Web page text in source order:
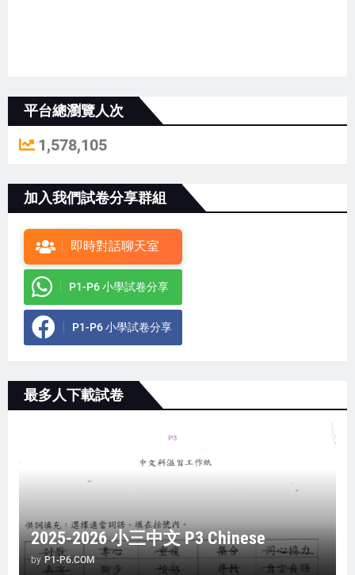
平台總瀏覽人次
1,578,105
加入我們試卷分享群組
即時對話聊天室
P1-P6 小學試卷分享
P1-P6 小學試卷分享
最多人下載試卷
2025-2026 小三中文 P3 Chinese
by P1-P6.COM